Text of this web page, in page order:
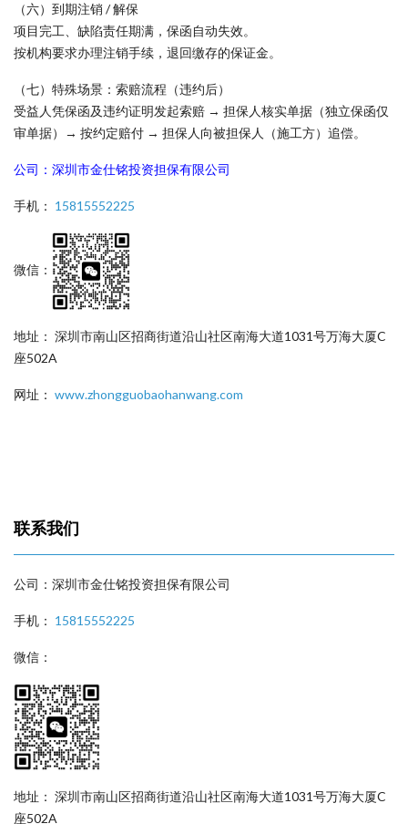
（六）到期注销 / 解保
项目完工、缺陷责任期满，保函自动失效。
按机构要求办理注销手续，退回缴存的保证金。
（七）特殊场景：索赔流程（违约后）
受益人凭保函及违约证明发起索赔 → 担保人核实单据（独立保函仅
审单据）→ 按约定赔付 → 担保人向被担保人（施工方）追偿。
公司：深圳市金仕铭投资担保有限公司
手机： 15815552225
微信：
地址： 深圳市南山区招商街道沿山社区南海大道1031号万海大厦C
座502A
网址： www.zhongguobaohanwang.com
联系我们
公司：深圳市金仕铭投资担保有限公司
手机： 15815552225
微信：
地址： 深圳市南山区招商街道沿山社区南海大道1031号万海大厦C
座502A